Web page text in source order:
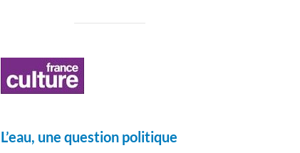
L’eau, une question politique